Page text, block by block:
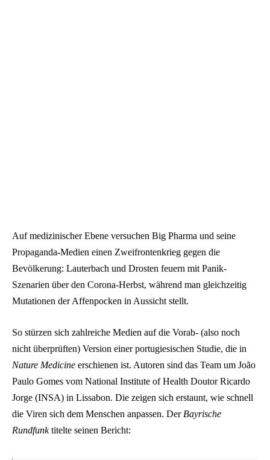
Auf medizinischer Ebene versuchen Big Pharma und seine
Propaganda-Medien einen Zweifrontenkrieg gegen die
Bevölkerung: Lauterbach und Drosten feuern mit Panik-
Szenarien über den Corona-Herbst, während man gleichzeitig
Mutationen der Affenpocken in Aussicht stellt.
So stürzen sich zahlreiche Medien auf die Vorab- (also noch
nicht überprüften) Version einer portugiesischen Studie, die in
Nature Medicine erschienen ist. Autoren sind das Team um João
Paulo Gomes vom National Institute of Health Doutor Ricardo
Jorge (INSA) in Lissabon. Die zeigen sich erstaunt, wie schnell
die Viren sich dem Menschen anpassen. Der Bayrische
Rundfunktitelte seinen Bericht: